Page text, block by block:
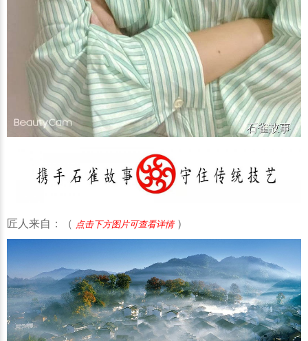
匠人来自：（ 点击下方图片可查看详情）